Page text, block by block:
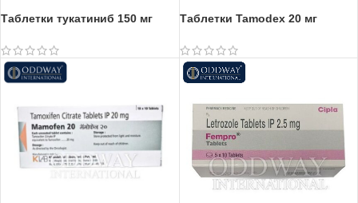
Таблетки тукатиниб 150 мг Таблетки Tamodex 20 мг